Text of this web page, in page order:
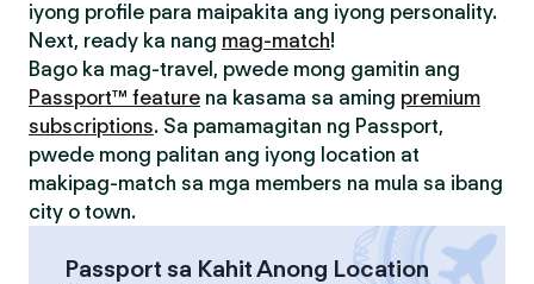
iyong profile para maipakita ang iyong personality.
Next, ready ka nang mag-match!
Bago ka mag-travel, pwede mong gamitin ang
Passport™ feature na kasama sa aming premium
subscriptions. Sa pamamagitan ng Passport,
pwede mong palitan ang iyong location at
makipag-match sa mga members na mula sa ibang
city o town.
Passport sa Kahit Anong Location